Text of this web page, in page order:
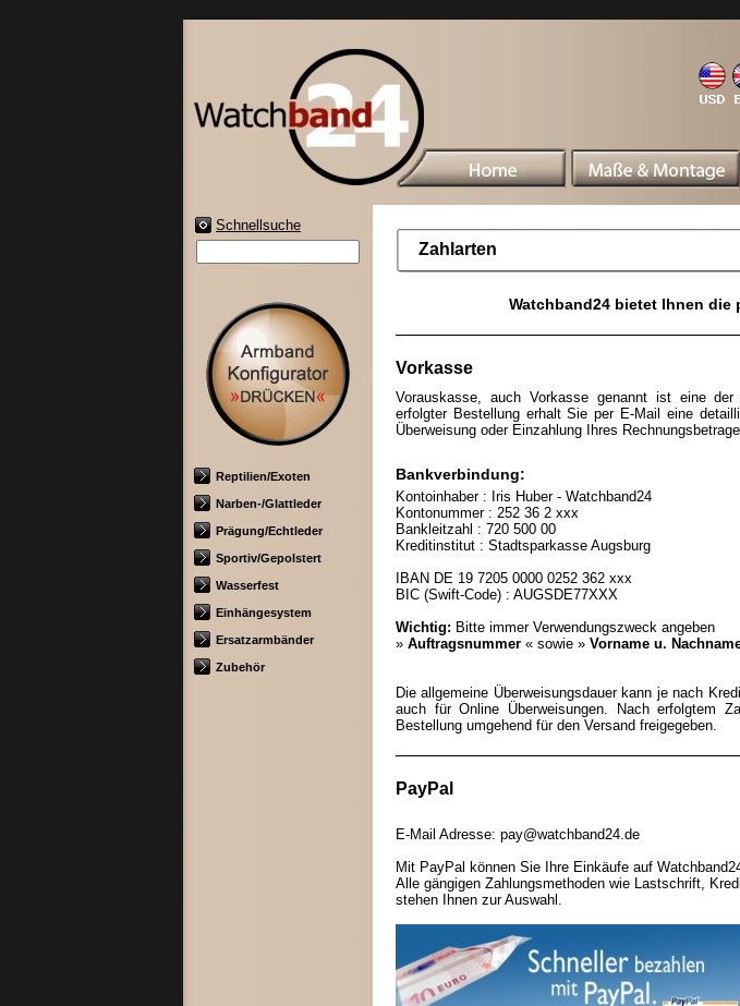
Schnellsuche
Reptilien/Exoten
Narben-/Glattleder
Prägung/Echtleder
Sportiv/Gepolstert
Wasserfest
Einhängesystem
Ersatzarmbänder
Zubehör
Zahlarten
Watchband24 bietet Ihnen die
Vorkasse
Vorauskasse, auch Vorkasse genannt ist eine
erfolgter Bestellung erhalt Sie per E-Mail eine
Überweisung oder Einzahlung Ihres
Bankverbindung:
Kontoinhaber : Iris Huber - Watchband24
Kontonummer : 252 36 2 xxx
Bankleitzahl : 720 500 00
Kreditinstitut : Stadtsparkasse Augsburg
IBAN DE 19 7205 0000 0252 362 xxx
BIC (Swift-Code) : AUGSDE77XXX
Wichtig: Bitte immer Verwendungszweck angeben
» Auftragsnummer « sowie » Vorname u.
Die allgemeine Überweisungsdauer kann je nach
auch für Online Überweisungen. Nach erfolgtem
Bestellung umgehend für den Versand freigegeben.
PayPal
E-Mail Adresse: pay@watchband24.de
Mit PayPal können Sie Ihre Einkäufe auf
Alle gängigen Zahlungsmethoden wie Lastschrift,
stehen Ihnen zur Auswahl.